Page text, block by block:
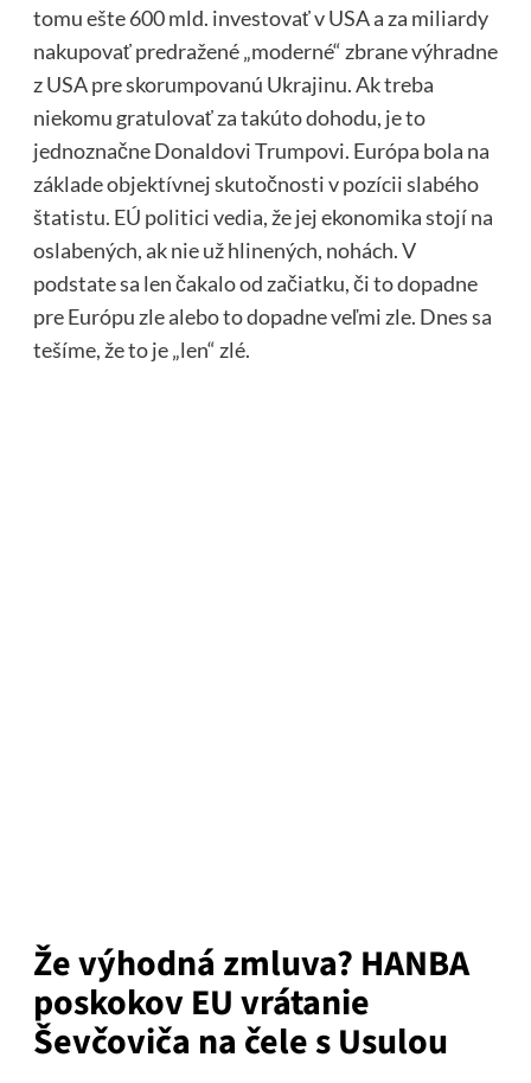
tomu ešte 600 mld. investovať v USA a za miliardy
nakupovať predražené „moderné“ zbrane výhradne
z USA pre skorumpovanú Ukrajinu. Ak treba
niekomu gratulovať za takúto dohodu, je to
jednoznačne Donaldovi Trumpovi. Európa bola na
základe objektívnej skutočnosti v pozícii slabého
štatistu. EÚ politici vedia, že jej ekonomika stojí na
oslabených, ak nie už hlinených, nohách. V
podstate sa len čakalo od začiatku, či to dopadne
pre Európu zle alebo to dopadne veľmi zle. Dnes sa
tešíme, že to je „len“ zlé.
Že výhodná zmluva? HANBA
poskokov EU vrátanie
Ševčoviča na čele s Usulou